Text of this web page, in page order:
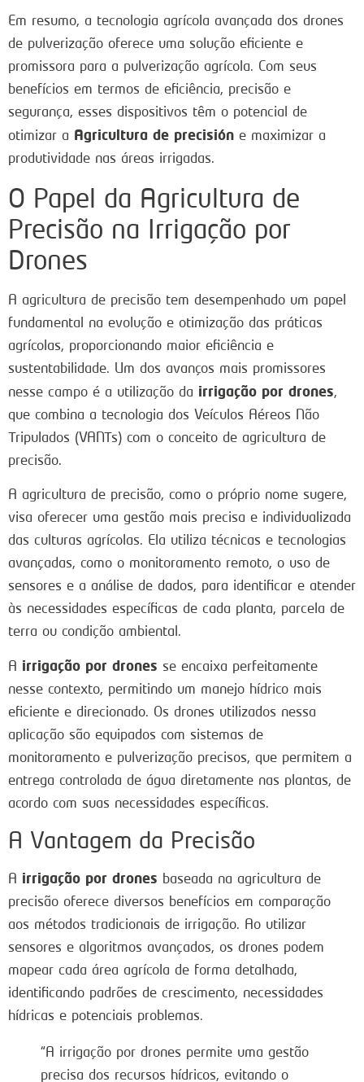
Em resumo, a tecnologia agrícola avançada dos drones
de pulverização oferece uma solução eficiente e
promissora para a pulverização agrícola. Com seus
benefícios em termos de eficiência, precisão e
segurança, esses dispositivos têm o potencial de
otimizar a Agricultura de precisión e maximizar a
produtividade nas áreas irrigadas.
O Papel da Agricultura de
Precisão na Irrigação por
Drones
A agricultura de precisão tem desempenhado um papel
fundamental na evolução e otimização das práticas
agrícolas, proporcionando maior eficiência e
sustentabilidade. Um dos avanços mais promissores
nesse campo é a utilização da irrigação por drones,
que combina a tecnologia dos Veículos Aéreos Não
Tripulados (VANTs) com o conceito de agricultura de
precisão.
A agricultura de precisão, como o próprio nome sugere,
visa oferecer uma gestão mais precisa e individualizada
das culturas agrícolas. Ela utiliza técnicas e tecnologias
avançadas, como o monitoramento remoto, o uso de
sensores e a análise de dados, para identificar e atender
às necessidades específicas de cada planta, parcela de
terra ou condição ambiental.
A irrigação por drones se encaixa perfeitamente
nesse contexto, permitindo um manejo hídrico mais
eficiente e direcionado. Os drones utilizados nessa
aplicação são equipados com sistemas de
monitoramento e pulverização precisos, que permitem a
entrega controlada de água diretamente nas plantas, de
acordo com suas necessidades específicas.
A Vantagem da Precisão
A irrigação por drones baseada na agricultura de
precisão oferece diversos benefícios em comparação
aos métodos tradicionais de irrigação. Ao utilizar
sensores e algoritmos avançados, os drones podem
mapear cada área agrícola de forma detalhada,
identificando padrões de crescimento, necessidades
hídricas e potenciais problemas.
“A irrigação por drones permite uma gestão
precisa dos recursos hídricos, evitando o